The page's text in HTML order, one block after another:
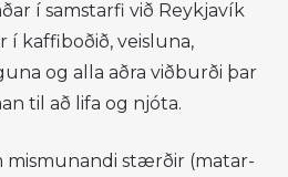
í samstarfi við Reykjavík
í kaffiboðið, veisluna,
og alla aðra viðburði þar
til að lifa og njóta.
stærðir (matar-